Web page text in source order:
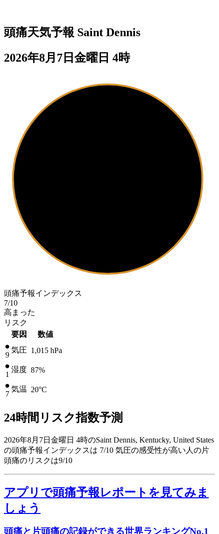
頭痛天気予報 Saint Dennis
2026年8月7日金曜日 4時
頭痛予報インデックス
7/10
高まった
リスク
要因
数値
9
気圧 1,015 hPa
1
湿度 87%
7
気温 20°C
24時間リスク指数予測
2026年8月7日金曜日 4時のSaint Dennis, Kentucky, United States
の頭痛予報インデックスは 7/10 気圧の感受性が高い人の片
頭痛のリスクは9/10
アプリで頭痛予報レポートを見てみま
しょう
頭痛と片頭痛の記録ができる世界ランキングNo.1